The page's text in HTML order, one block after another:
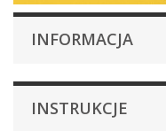
INFORMACJA
INSTRUKCJE